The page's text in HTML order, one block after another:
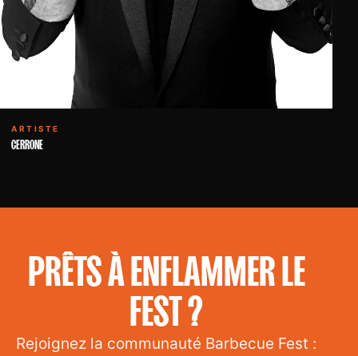
ARTISTE
CERRONE
PRÊTS À ENFLAMMER LE
FEST ?
Rejoignez la communauté Barbecue Fest :